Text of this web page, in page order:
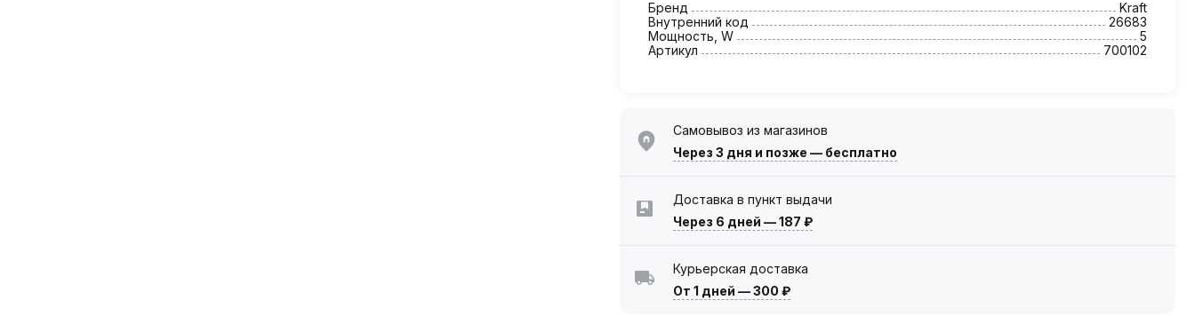
Бренд
Kraft
Внутренний код
26683
Мощность, W
5
Артикул
700102
Самовывоз из магазинов
Через 3 дня и позже — бесплатно
Доставка в пункт выдачи
Через 6 дней —187 ₽
Курьерская доставка
От 1 дней —300 ₽